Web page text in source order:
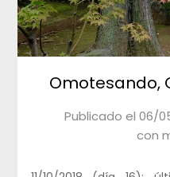
Omotesando,
Publicado el 06/
con